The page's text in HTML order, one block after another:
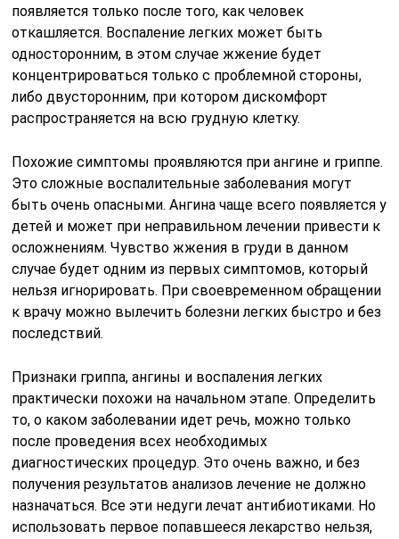
появляется только после того, как человек
откашляется. Воспаление легких может быть
односторонним, в этом случае жжение будет
концентрироваться только с проблемной стороны,
либо двусторонним, при котором дискомфорт
распространяется на всю грудную клетку.
Похожие симптомы проявляются при ангине и гриппе.
Это сложные воспалительные заболевания могут
быть очень опасными. Ангина чаще всего появляется у
детей и может при неправильном лечении привести к
осложнениям. Чувство жжения в груди в данном
случае будет одним из первых симптомов, который
нельзя игнорировать. При своевременном обращении
к врачу можно вылечить болезни легких быстро и без
последствий.
Признаки гриппа, ангины и воспаления легких
практически похожи на начальном этапе. Определить
то, о каком заболевании идет речь, можно только
после проведения всех необходимых
диагностических процедур. Это очень важно, и без
получения результатов анализов лечение не должно
назначаться. Все эти недуги лечат антибиотиками. Но
использовать первое попавшееся лекарство нельзя,